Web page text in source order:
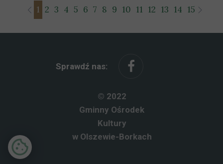
© 2022
Gminny Ośrodek
Kultury
w Olszewie-Borkach
Sprawdź nas:
1 2 3 4 5 6 7 8 9 10 11 12 13 14 15 16